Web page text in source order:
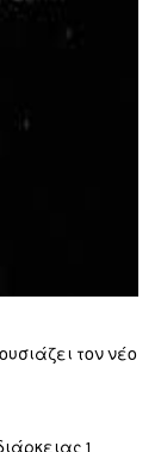
τον νέο
1